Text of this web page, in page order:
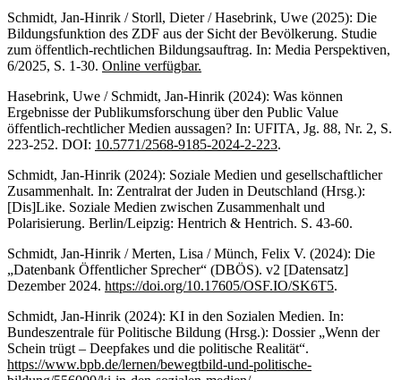
Schmidt, Jan-Hinrik / Storll, Dieter / Hasebrink, Uwe (2025): Die
Bildungsfunktion des ZDF aus der Sicht der Bevölkerung. Studie
zum öffentlich-rechtlichen Bildungsauftrag. In: Media Perspektiven,
6/2025, S. 1-30. Online verfügbar.
Hasebrink, Uwe / Schmidt, Jan-Hinrik (2024): Was können
Ergebnisse der Publikumsforschung über den Public Value
öffentlich-rechtlicher Medien aussagen? In: UFITA, Jg. 88, Nr. 2, S.
223-252. DOI: 10.5771/2568-9185-2024-2-223.
Schmidt, Jan-Hinrik (2024): Soziale Medien und gesellschaftlicher
Zusammenhalt. In: Zentralrat der Juden in Deutschland (Hrsg.):
[Dis]Like. Soziale Medien zwischen Zusammenhalt und
Polarisierung. Berlin/Leipzig: Hentrich & Hentrich. S. 43-60.
Schmidt, Jan-Hinrik / Merten, Lisa / Münch, Felix V. (2024): Die
„Datenbank Öffentlicher Sprecher“ (DBÖS). v2 [Datensatz]
Dezember 2024. https://doi.org/10.17605/OSF.IO/SK6T5.
Schmidt, Jan-Hinrik (2024): KI in den Sozialen Medien. In:
Bundeszentrale für Politische Bildung (Hrsg.): Dossier „Wenn der
Schein trügt – Deepfakes und die politische Realität“.
https://www.bpb.de/lernen/bewegtbild-und-politische-